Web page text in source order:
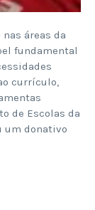
áreas da
fundamental
currículo,
de Escolas da
um donativo